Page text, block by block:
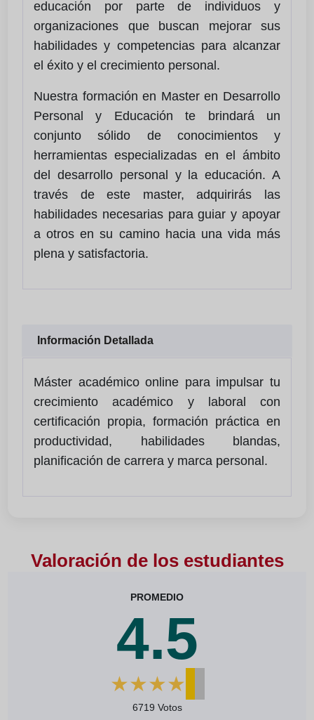
educación por parte de individuos y
organizaciones que buscan mejorar sus
habilidades y competencias para alcanzar
el éxito y el crecimiento personal.
Nuestra formación en Master en Desarrollo
Personal y Educación te brindará un
conjunto sólido de conocimientos y
herramientas especializadas en el ámbito
del desarrollo personal y la educación. A
través de este master, adquirirás las
habilidades necesarias para guiar y apoyar
a otros en su camino hacia una vida más
plena y satisfactoria.
Información Detallada
Máster académico online para impulsar tu
crecimiento académico y laboral con
certificación propia, formación práctica en
productividad, habilidades blandas,
planificación de carrera y marca personal.
Valoración de los estudiantes
PROMEDIO
4.5
★★★★
6719 Votos